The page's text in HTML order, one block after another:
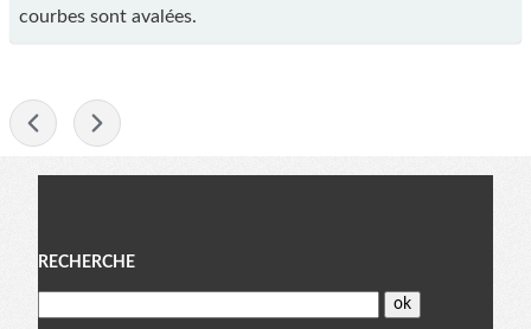
courbes sont avalées.
Menu
RECHERCHE